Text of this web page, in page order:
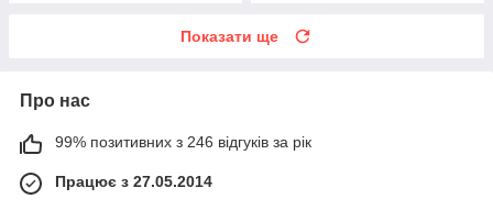
Показати ще
Про нас
99% позитивних з 246 відгуків за рік
Працює з 27.05.2014